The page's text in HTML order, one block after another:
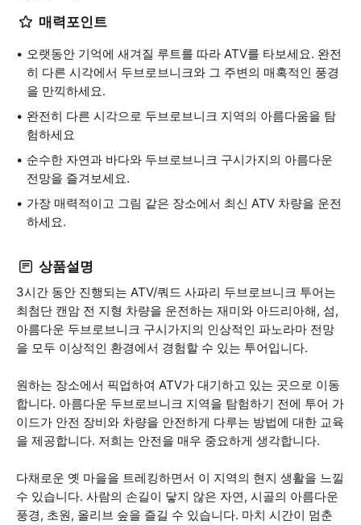
매력포인트
오랫동안 기억에 새겨질 루트를 따라 ATV를 타보세요. 완전
히 다른 시각에서 두브로브니크와 그 주변의 매혹적인 풍경
을 만끽하세요.
완전히 다른 시각으로 두브로브니크 지역의 아름다움을 탐
험하세요
순수한 자연과 바다와 두브로브니크 구시가지의 아름다운
전망을 즐겨보세요.
가장 매력적이고 그림 같은 장소에서 최신 ATV 차량을 운전
하세요.
상품설명
3시간 동안 진행되는 ATV/쿼드 사파리 두브로브니크 투어는
최첨단 캔암 전 지형 차량을 운전하는 재미와 아드리아해, 섬,
아름다운 두브로브니크 구시가지의 인상적인 파노라마 전망
을 모두 이상적인 환경에서 경험할 수 있는 투어입니다.
원하는 장소에서 픽업하여 ATV가 대기하고 있는 곳으로 이동
합니다. 아름다운 두브로브니크 지역을 탐험하기 전에 투어 가
이드가 안전 장비와 차량을 안전하게 다루는 방법에 대한 교육
을 제공합니다. 저희는 안전을 매우 중요하게 생각합니다.
다채로운 옛 마을을 트레킹하면서 이 지역의 현지 생활을 느낄
수 있습니다. 사람의 손길이 닿지 않은 자연, 시골의 아름다운
풍경, 초원, 올리브 숲을 즐길 수 있습니다. 마치 시간이 멈춘